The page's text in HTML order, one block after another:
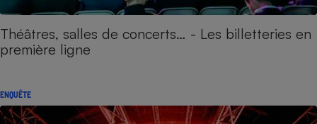
Théâtres, salles de concerts… - Les billetteries en
première ligne
ENQUÊTE